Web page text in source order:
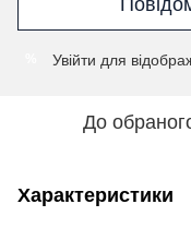
Увійти для
До
Характеристики